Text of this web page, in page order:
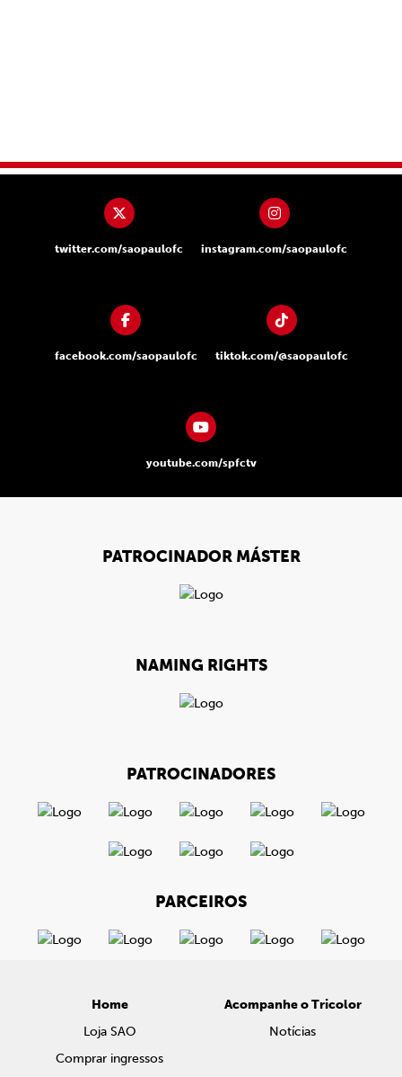
twitter.com/saopaulofc instagram.com/saopaulofc
facebook.com/saopaulofc tiktok.com/@saopaulofc
youtube.com/spfctv
PATROCINADOR MÁSTER
NAMING RIGHTS
PATROCINADORES
PARCEIROS
Home
Loja SAO
Comprar ingressos
Acompanhe o Tricolor
Notícias